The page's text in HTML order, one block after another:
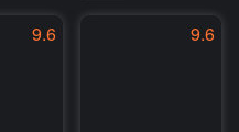
9.6 9.6